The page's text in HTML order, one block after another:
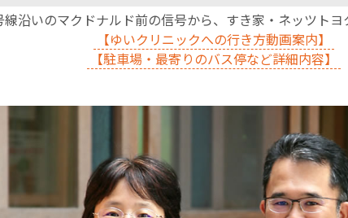
沿いのマクドナルド前の信号から、すき家・ネッツトヨ
【ゆいクリニックへの行き方動画案内】
【駐車場・最寄りのバス停など詳細内容】